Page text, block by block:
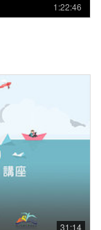
1:22:46
31:14